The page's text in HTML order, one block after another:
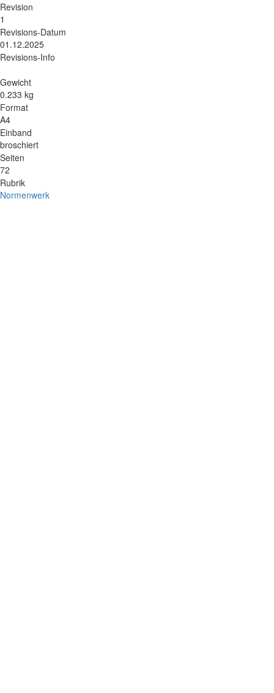
Revision
1
Revisions-Datum
01.12.2025
Revisions-Info
Gewicht
0.233 kg
Format
A4
Einband
broschiert
Seiten
72
Rubrik
Normenwerk